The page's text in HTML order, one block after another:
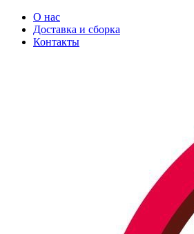
О нас
Доставка и сборка
Контакты